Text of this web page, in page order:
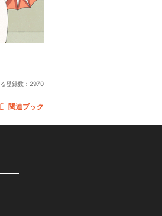
登録数： 2970
関連ブック